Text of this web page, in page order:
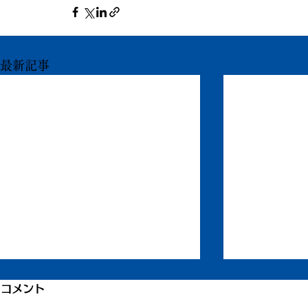
最新記事
もう一度ちからを
コメント